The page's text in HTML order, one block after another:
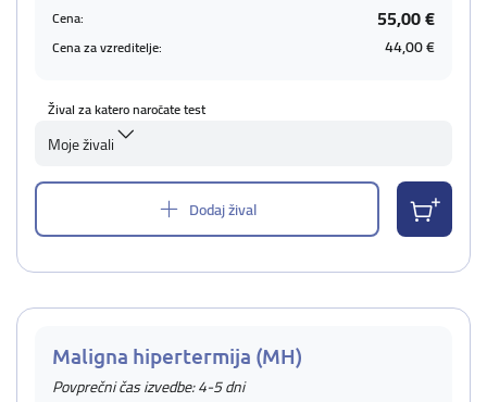
Cena: 55,00 €
Cena za vzreditelje: 44,00 €
Žival za katero naročate test
Moje živali
Dodaj žival
Maligna hipertermija (MH)
Povprečni čas izvedbe: 4-5 dni